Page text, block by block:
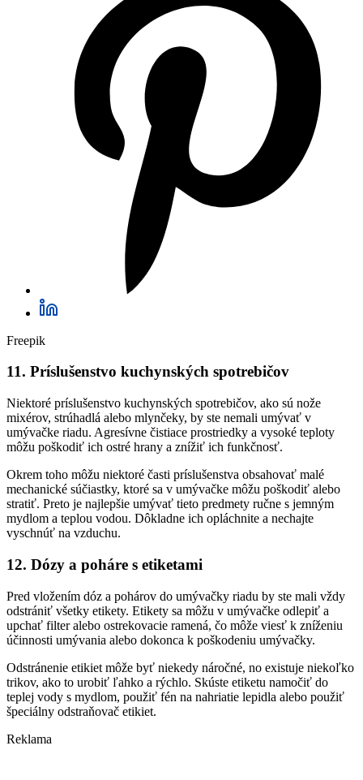
Freepik
11. Príslušenstvo kuchynských spotrebičov
Niektoré príslušenstvo kuchynských spotrebičov, ako sú nože
mixérov, strúhadlá alebo mlynčeky, by ste nemali umývať v
umývačke riadu. Agresívne čistiace prostriedky a vysoké teploty
môžu poškodiť ich ostré hrany a znížiť ich funkčnosť.
Okrem toho môžu niektoré časti príslušenstva obsahovať malé
mechanické súčiastky, ktoré sa v umývačke môžu poškodiť alebo
stratiť. Preto je najlepšie umývať tieto predmety ručne s jemným
mydlom a teplou vodou. Dôkladne ich opláchnite a nechajte
vyschnúť na vzduchu.
12. Dózy a poháre s etiketami
Pred vložením dóz a pohárov do umývačky riadu by ste mali vždy
odstrániť všetky etikety. Etikety sa môžu v umývačke odlepiť a
upchať filter alebo ostrekovacie ramená, čo môže viesť k zníženiu
účinnosti umývania alebo dokonca k poškodeniu umývačky.
Odstránenie etikiet môže byť niekedy náročné, no existuje niekoľko
trikov, ako to urobiť ľahko a rýchlo. Skúste etiketu namočiť do
teplej vody s mydlom, použiť fén na nahriatie lepidla alebo použiť
špeciálny odstraňovač etikiet.
Reklama